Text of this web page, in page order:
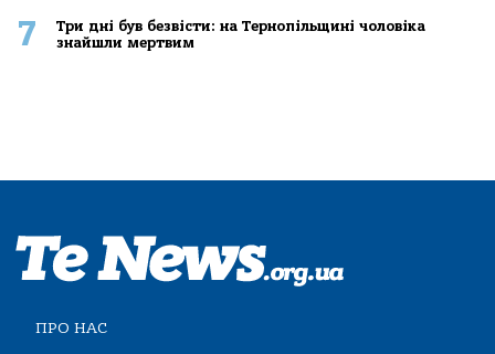
7
Три дні був безвісти: на Тернопільщині чоловіка
знайшли мертвим
ПРО НАС